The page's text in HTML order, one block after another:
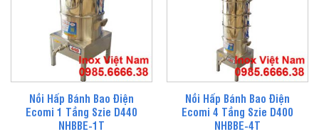
Nồi Hấp Bánh Bao Điện
Ecomi 1 Tầng Szie D440
NHBBE-1T
Nồi Hấp Bánh Bao Điện
Ecomi 4 Tầng Szie D400
NHBBE-4T